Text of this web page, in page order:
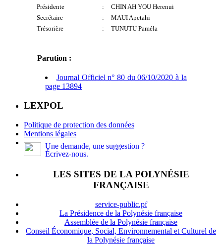
Présidente
:
CHIN AH YOU Herenui
Secrétaire
:
MAUI Apetahi
Trésorière
: TUNUTU Paméla
Parution :
Journal Officiel n° 80 du 06/10/2020 à la
page 13894
LEXPOL
Politique de protection des données
Mentions légales
Une demande, une suggestion ?
Écrivez-nous.
LES SITES DE LA POLYNÉSIE
FRANÇAISE
service-public.pf
La Présidence de la Polynésie française
Assemblée de la Polynésie française
Conseil Économique, Social, Environnemental et Culturel de
la Polynésie française